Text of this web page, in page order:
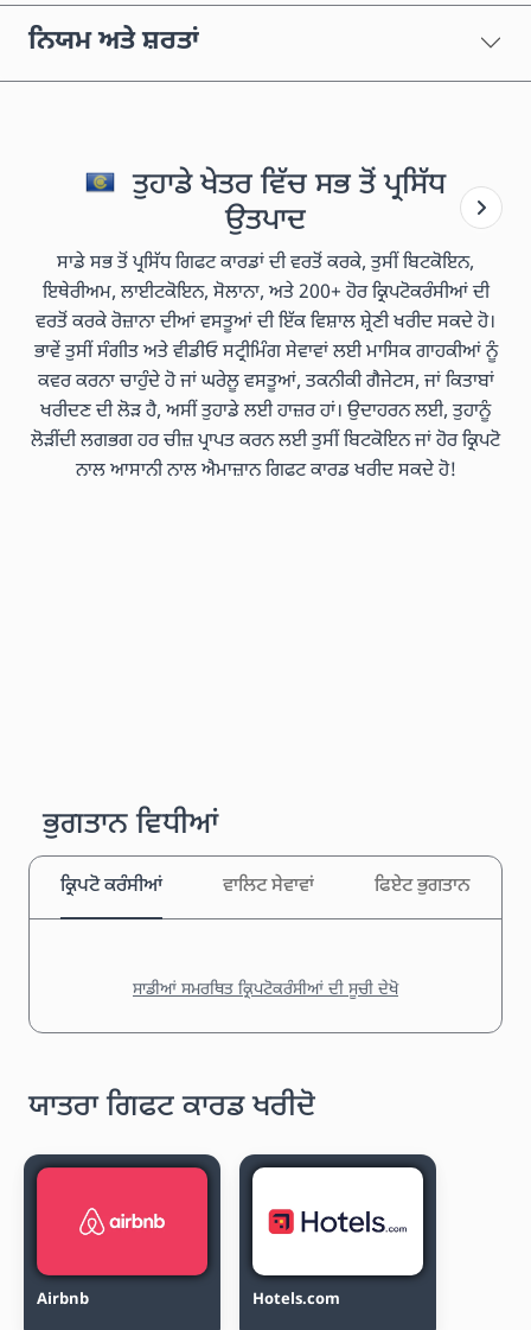
ਨਿਯਮ ਅਤੇ ਸ਼ਰਤਾਂ
ਤੁਹਾਡੇ ਖੇਤਰ ਵਿੱਚ ਸਭ ਤੋਂ ਪ੍ਰਸਿੱਧ
ਉਤਪਾਦ
ਸਾਡੇ ਸਭ ਤੋਂ ਪ੍ਰਸਿੱਧ ਗਿਫਟ ਕਾਰਡਾਂ ਦੀ ਵਰਤੋਂ ਕਰਕੇ, ਤੁਸੀਂ ਬਿਟਕੋਇਨ,
ਇਥੇਰੀਅਮ, ਲਾਈਟਕੋਇਨ, ਸੋਲਾਨਾ, ਅਤੇ 200+ ਹੋਰ ਕ੍ਰਿਪਟੋਕਰੰਸੀਆਂ ਦੀ
ਵਰਤੋਂ ਕਰਕੇ ਰੋਜ਼ਾਨਾ ਦੀਆਂ ਵਸਤੂਆਂ ਦੀ ਇੱਕ ਵਿਸ਼ਾਲ ਸ਼੍ਰੇਣੀ ਖਰੀਦ ਸਕਦੇ ਹੋ।
ਭਾਵੇਂ ਤੁਸੀਂ ਸੰਗੀਤ ਅਤੇ ਵੀਡੀਓ ਸਟ੍ਰੀਮਿੰਗ ਸੇਵਾਵਾਂ ਲਈ ਮਾਸਿਕ ਗਾਹਕੀਆਂ ਨੂੰ
ਕਵਰ ਕਰਨਾ ਚਾਹੁੰਦੇ ਹੋ ਜਾਂ ਘਰੇਲੂ ਵਸਤੂਆਂ, ਤਕਨੀਕੀ ਗੈਜੇਟਸ, ਜਾਂ ਕਿਤਾਬਾਂ
ਖਰੀਦਣ ਦੀ ਲੋੜ ਹੈ, ਅਸੀਂ ਤੁਹਾਡੇ ਲਈ ਹਾਜ਼ਰ ਹਾਂ। ਉਦਾਹਰਨ ਲਈ, ਤੁਹਾਨੂੰ
ਲੋੜੀਂਦੀ ਲਗਭਗ ਹਰ ਚੀਜ਼ ਪ੍ਰਾਪਤ ਕਰਨ ਲਈ ਤੁਸੀਂ ਬਿਟਕੋਇਨ ਜਾਂ ਹੋਰ ਕ੍ਰਿਪਟੋ
ਨਾਲ ਆਸਾਨੀ ਨਾਲ ਐਮਾਜ਼ਾਨ ਗਿਫਟ ਕਾਰਡ ਖਰੀਦ ਸਕਦੇ ਹੋ!
ਭੁਗਤਾਨ ਵਿਧੀਆਂ
ਕ੍ਰਿਪਟੋ ਕਰੰਸੀਆਂ ਵਾਲਿਟ ਸੇਵਾਵਾਂ ਫਿਏਟ ਭੁਗਤਾਨ
ਸਾਡੀਆਂ ਸਮਰਥਿਤ ਕ੍ਰਿਪਟੋਕਰੰਸੀਆਂ ਦੀ ਸੂਚੀ ਦੇਖੋ
ਯਾਤਰਾ ਗਿਫਟ ਕਾਰਡ ਖਰੀਦੋ
Airbnb Hotels.com